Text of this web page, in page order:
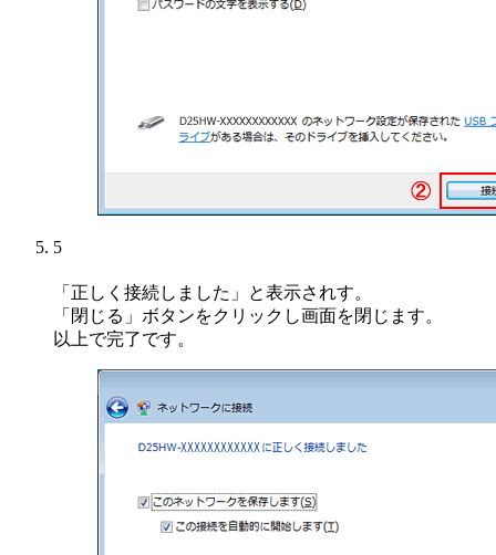
5
「正しく接続しました」と表示されす。
「閉じる」ボタンをクリックし画面を閉じます。
以上で完了です。